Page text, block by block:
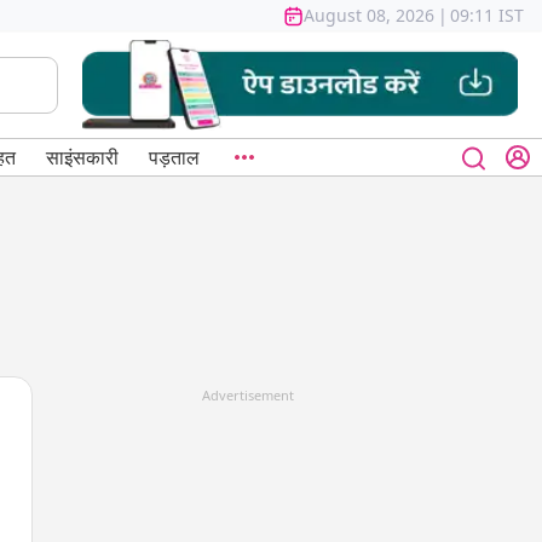
August 08, 2026 | 09:11 IST
साइंसकारी पड़ताल
Advertisement